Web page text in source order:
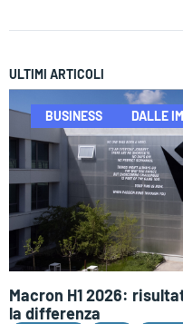
ULTIMI ARTICOLI
BUSINESS DALLE
Macron H1 2026:
la differenza